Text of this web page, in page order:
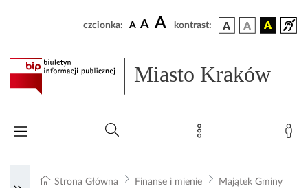
czcionka: A A A kontrast:
Miasto Kraków
Strona Główna Finanse i mienie
Majątek Gminy